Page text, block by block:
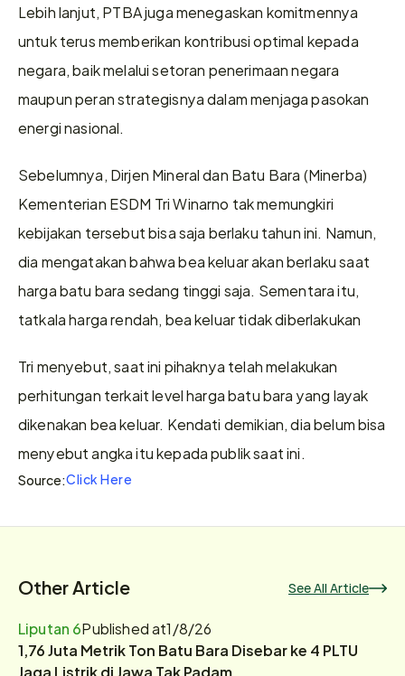
Lebih lanjut, PTBA juga menegaskan komitmennya
untuk terus memberikan kontribusi optimal kepada
negara, baik melalui setoran penerimaan negara
maupun peran strategisnya dalam menjaga pasokan
energi nasional.
Sebelumnya, Dirjen Mineral dan Batu Bara (Minerba)
Kementerian ESDM Tri Winarno tak memungkiri
kebijakan tersebut bisa saja berlaku tahun ini. Namun,
dia mengatakan bahwa bea keluar akan berlaku saat
harga batu bara sedang tinggi saja. Sementara itu,
tatkala harga rendah, bea keluar tidak diberlakukan
Tri menyebut, saat ini pihaknya telah melakukan
perhitungan terkait level harga batu bara yang layak
dikenakan bea keluar. Kendati demikian, dia belum bisa
menyebut angka itu kepada publik saat ini.
Source:Click Here
Other Article See All Article
Liputan 6Published at1/8/26
1,76 Juta Metrik Ton Batu Bara Disebar ke 4 PLTU
Jaga Listrik di Jawa Tak Padam